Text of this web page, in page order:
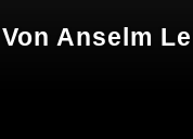
Anselm